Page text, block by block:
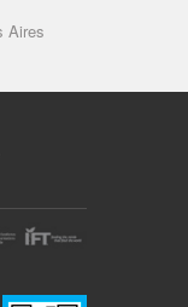
Aires